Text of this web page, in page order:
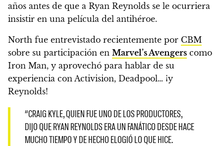
años antes de que a Ryan Reynolds se le ocurriera
insistir en una película del antihéroe.
North fue entrevistado recientemente por CBM
sobre su participación en Marvel’s Avengers como
Iron Man, y aprovechó para hablar de su
experiencia con Activision, Deadpool… ¡y
Reynolds!
“CRAIG KYLE, QUIEN FUE UNO DE LOS PRODUCTORES,
DIJO QUE RYAN REYNOLDS ERA UN FANÁTICO DESDE HACE
MUCHO TIEMPO Y DE HECHO ELOGIÓ LO QUE HICE.